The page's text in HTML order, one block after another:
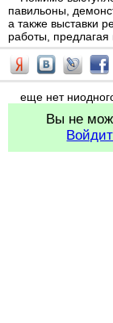
павильоны,
а также выставки
работы, предлагая
еще нет
Вы не